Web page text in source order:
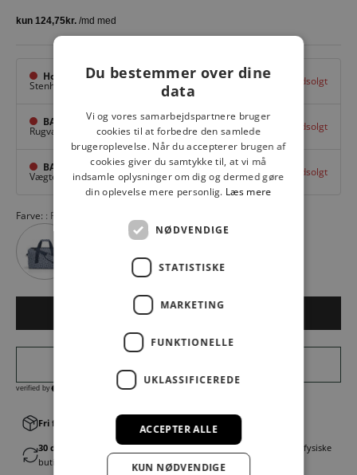
Hovedlager
Stenhuggervej 10, Udsolgt
BAGGI Tarup Center
Rugvang 36, Odense NV Udsolgt
BAGGI Nyborg
Vægtergade 1, Nyborg Udsolgt
Farve: PAISLEY BLACK 7064
Fri fragt v. køb over 499,00 kr.│Levering 1-3 hverdage
30 dages fortrydelsesret│Byt eller returner gratis i en af vores fysiske
butikker
Du bestemmer over dine
data
Vi og vores samarbejdspartnere bruger
cookies til at forbedre den samlede
brugeroplevelse. Når du accepterer brugen af
cookies giver du samtykke til, at vi må
indsamle oplysninger om dig og dermed gøre
din oplevelse mere personlig. Læs mere
NØDVENDIGE
STATISTISKE
MARKETING
FUNKTIONELLE
UKLASSIFICEREDE
ACCEPTER ALLE
KUN NØDVENDIGE